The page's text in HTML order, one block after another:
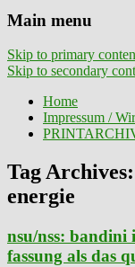
Main menu
Skip to primary
Skip to secondary
Home
Impressum /
Tag Archives:
energie
nsu/nss: bandini
fassung als das